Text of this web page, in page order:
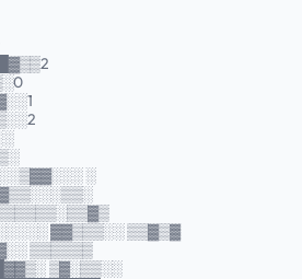
░
▓▓▒▒▒░░ ▒▒▓▒▓
▒▒▒▒▒▒
▒▓░▒▒░░